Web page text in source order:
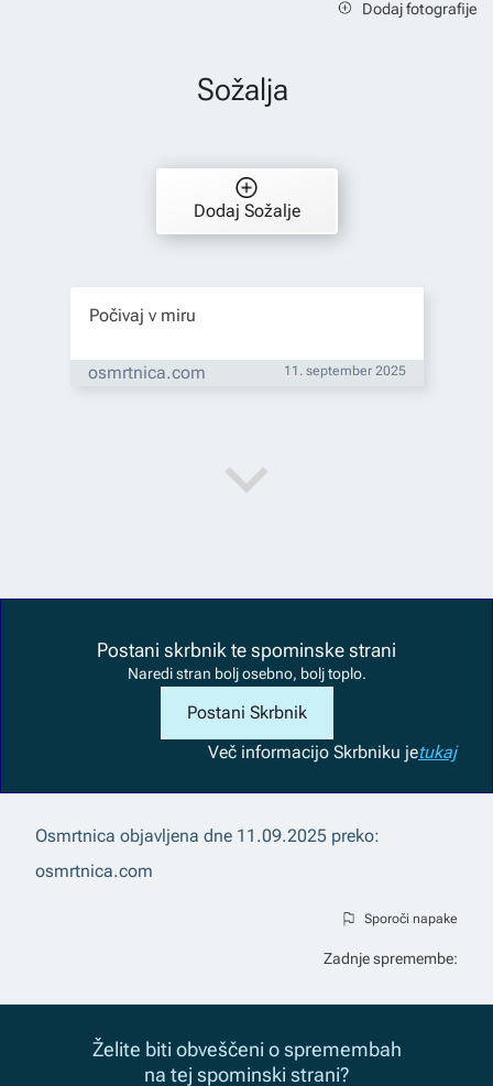
Dodaj fotografije
Sožalja
Dodaj Sožalje
Počivaj v miru
osmrtnica.com 11. september 2025
Postani skrbnik te spominske strani
Naredi stran bolj osebno, bolj toplo.
Postani Skrbnik
Več informacijo Skrbniku jetukaj
Osmrtnica objavljena dne 11.09.2025 preko:
osmrtnica.com
Sporoči napake
Zadnje spremembe:
Želite biti obveščeni o spremembah
na tej spominski strani?